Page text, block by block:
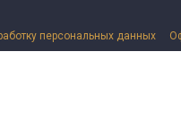
персональных данных